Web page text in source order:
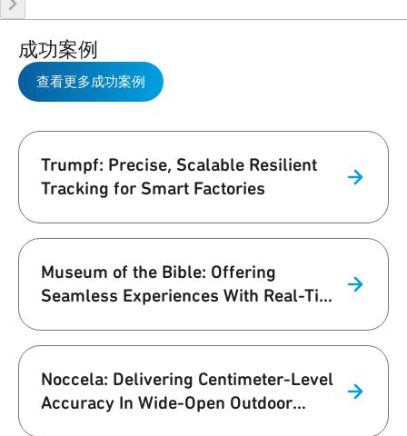
成功案例
查看更多成功案例
Trumpf: Precise, Scalable Resilient
Tracking for Smart Factories
Museum of the Bible: Offering
Seamless Experiences With Real-Time
Noccela: Delivering Centimeter-Level
Accuracy In Wide-Open Outdoor